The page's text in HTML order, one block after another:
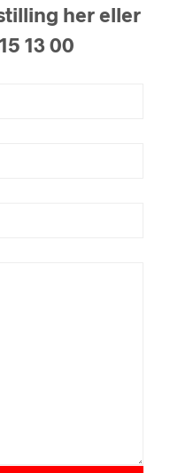
her eller
13 00